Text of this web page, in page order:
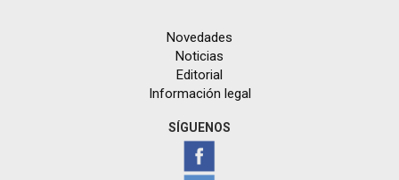
Novedades
Noticias
Editorial
Información legal
SÍGUENOS